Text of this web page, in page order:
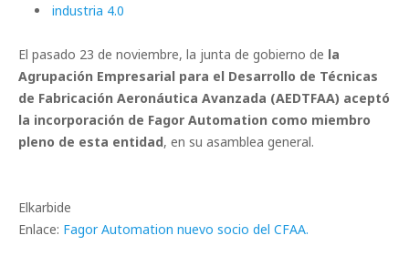
industria 4.0
El pasado 23 de noviembre, la junta de gobierno de la
Agrupación Empresarial para el Desarrollo de Técnicas
de Fabricación Aeronáutica Avanzada (AEDTFAA) aceptó
la incorporación de Fagor Automation como miembro
pleno de esta entidad, en su asamblea general.
Elkarbide
Enlace: Fagor Automation nuevo socio del CFAA.